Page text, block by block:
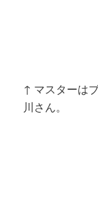
↑ マスターは
川さん。